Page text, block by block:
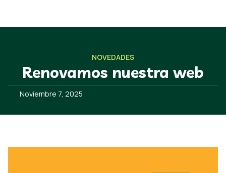
NOVEDADES
Renovamos nuestra web
Noviembre 7, 2025